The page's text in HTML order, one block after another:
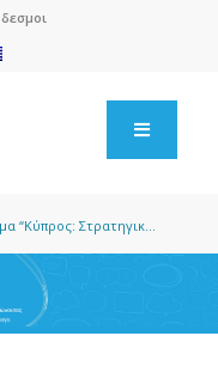
“Κύπρος: Στρατηγικ...